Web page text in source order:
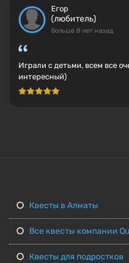
Егор
(любитель)
больше 8 лет назад
Играли с детьми, всем все
интересный)
Квесты в Алматы
Все квесты компании
Квесты для подростков